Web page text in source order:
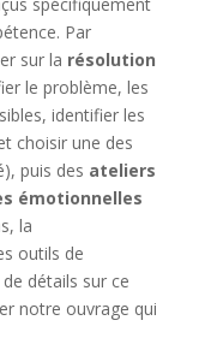
Par
sur la résolution
le problème, les
identifier les
choisir une des
puis des ateliers
émotionnelles
la
outils de
détails sur ce
notre ouvrage qui